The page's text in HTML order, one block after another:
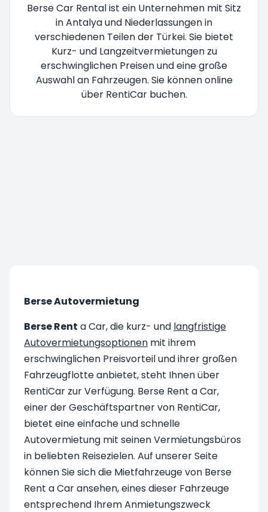
Berse Car Rental ist ein Unternehmen mit Sitz
in Antalya und Niederlassungen in
verschiedenen Teilen der Türkei. Sie bietet
Kurz- und Langzeitvermietungen zu
erschwinglichen Preisen und eine große
Auswahl an Fahrzeugen. Sie können online
über RentiCar buchen.
Berse Autovermietung
Berse Rent a Car, die kurz- und langfristige
Autovermietungsoptionen mit ihrem
erschwinglichen Preisvorteil und ihrer großen
Fahrzeugflotte anbietet, steht Ihnen über
RentiCar zur Verfügung. Berse Rent a Car,
einer der Geschäftspartner von RentiCar,
bietet eine einfache und schnelle
Autovermietung mit seinen Vermietungsbüros
in beliebten Reisezielen. Auf unserer Seite
können Sie sich die Mietfahrzeuge von Berse
Rent a Car ansehen, eines dieser Fahrzeuge
entsprechend Ihrem Anmietungszweck